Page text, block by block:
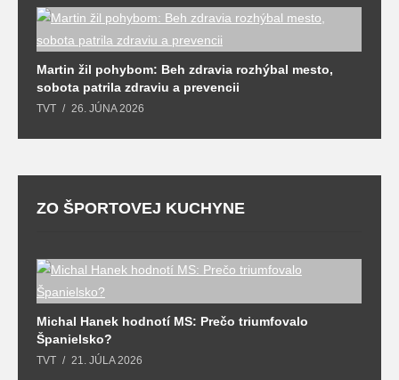
Martin žil pohybom: Beh zdravia rozhýbal mesto,
sobota patrila zdraviu a prevencii
TVT 26. JÚNA 2026
ZO ŠPORTOVEJ KUCHYNE
Michal Hanek hodnotí MS: Prečo triumfovalo
Španielsko?
TVT 21. JÚLA 2026